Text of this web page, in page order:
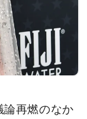
論再燃のなか